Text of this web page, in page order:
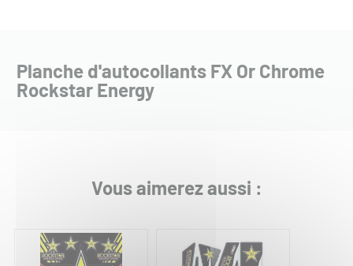
Planche d'autocollants FX Or Chrome
Rockstar Energy
Vous aimerez aussi :